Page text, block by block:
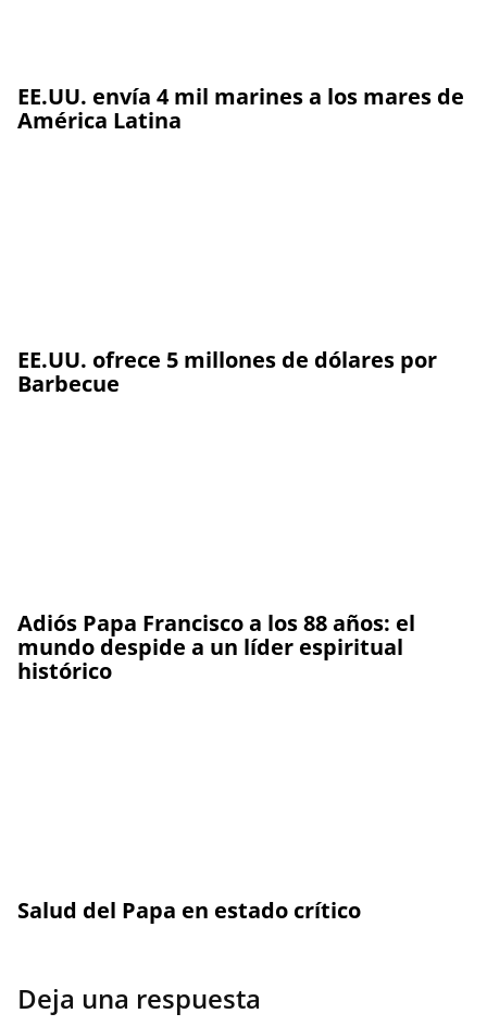
EE.UU. envía 4 mil marines a los mares de
América Latina
EE.UU. ofrece 5 millones de dólares por
Barbecue
Adiós Papa Francisco a los 88 años: el
mundo despide a un líder espiritual
histórico
Salud del Papa en estado crítico
Deja una respuesta